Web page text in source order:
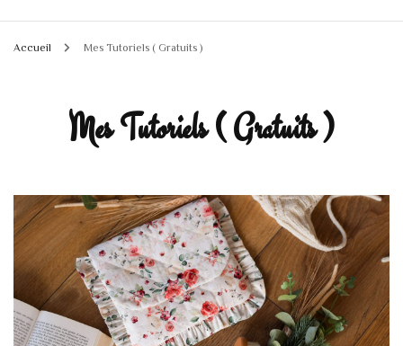
Accueil Mes Tutoriels ( Gratuits )
Mes Tutoriels ( Gratuits )